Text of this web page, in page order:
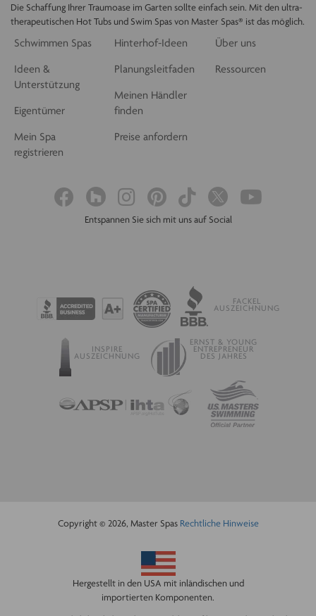
Die Schaffung Ihrer Traumoase im Garten sollte einfach sein. Mit den ultra-
therapeutischen Hot Tubs und Swim Spas von Master Spas® ist das möglich.
Schwimmen Spas
Ideen &
Unterstützung
Eigentümer
Mein Spa
registrieren
Hinterhof-Ideen
Planungsleitfaden
Meinen Händler
finden
Preise anfordern
Über uns
Ressourcen
Entspannen Sie sich mit uns auf Social
FACKEL
AUSZEICHNUNG
INSPIRE
AUSZEICHNUNG
ERNST & YOUNG
ENTREPRENEUR
DES JAHRES
Copyright © 2026, Master Spas Rechtliche Hinweise
Hergestellt in den USA mit inländischen und
importierten Komponenten.